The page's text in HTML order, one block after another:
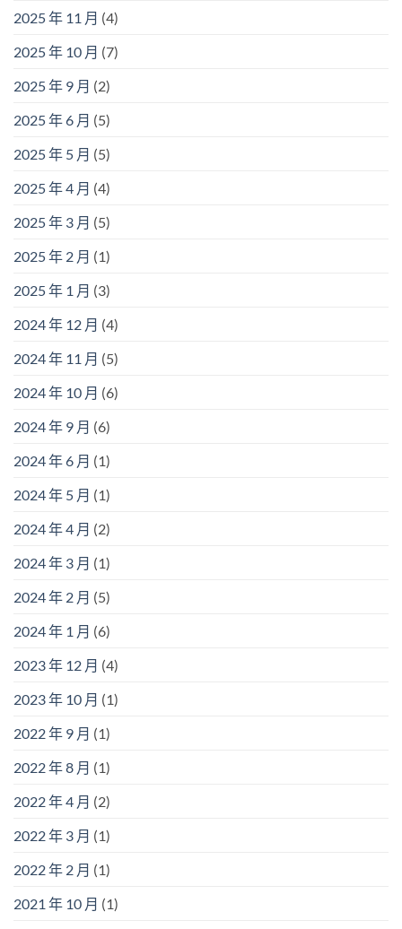
2025 年 11 月 (4)
2025 年 10 月 (7)
2025 年 9 月 (2)
2025 年 6 月 (5)
2025 年 5 月 (5)
2025 年 4 月 (4)
2025 年 3 月 (5)
2025 年 2 月 (1)
2025 年 1 月 (3)
2024 年 12 月 (4)
2024 年 11 月 (5)
2024 年 10 月 (6)
2024 年 9 月 (6)
2024 年 6 月 (1)
2024 年 5 月 (1)
2024 年 4 月 (2)
2024 年 3 月 (1)
2024 年 2 月 (5)
2024 年 1 月 (6)
2023 年 12 月 (4)
2023 年 10 月 (1)
2022 年 9 月 (1)
2022 年 8 月 (1)
2022 年 4 月 (2)
2022 年 3 月 (1)
2022 年 2 月 (1)
2021 年 10 月 (1)